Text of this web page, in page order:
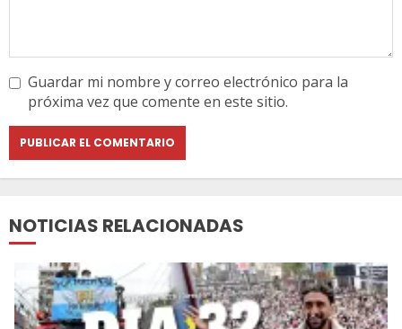
Guardar mi nombre y correo electrónico para la
próxima vez que comente en este sitio.
NOTICIAS RELACIONADAS